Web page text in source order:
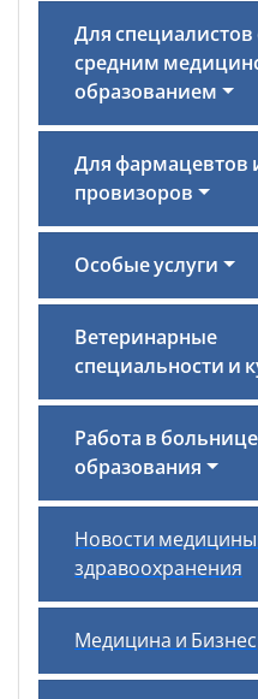
Для специалистов
средним
образованием
Для фармацевтов
провизоров
Особые услуги
Ветеринарные
специальности и
Работа в
образования
Новости медицины
здравоохранения
Медицина и Бизнес